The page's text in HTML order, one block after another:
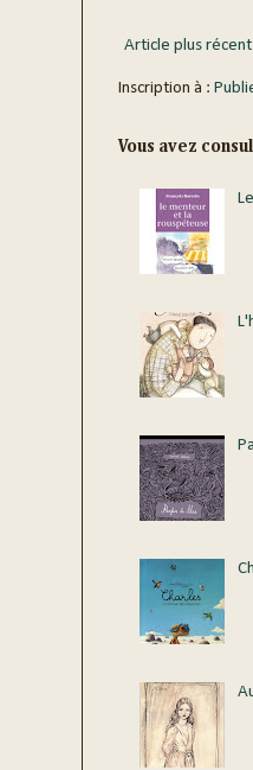
Article plus récent
Inscription à :
Vous avez